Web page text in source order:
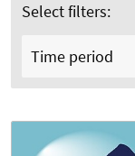
Select filters:
Time period